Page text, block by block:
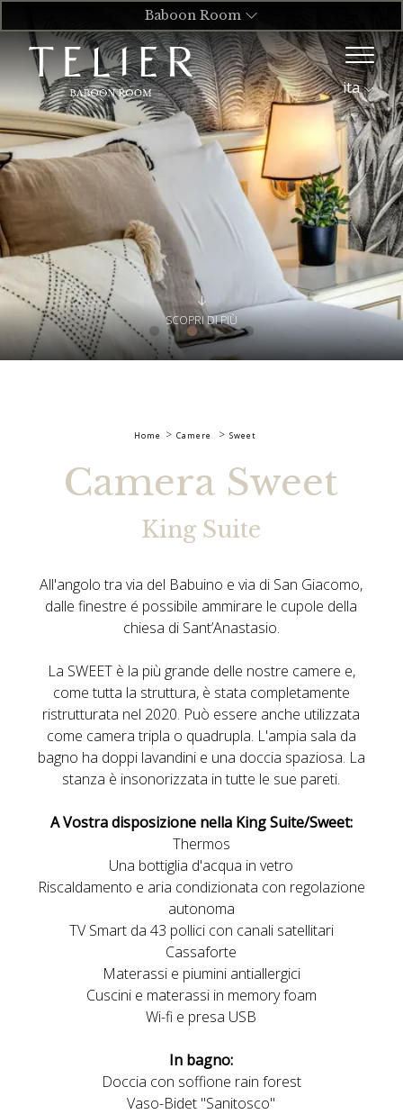
SCOPRI DI PIÙ
ita
Baboon Room
Home Camere Sweet
Camera Sweet
King Suite
All'angolo tra via del Babuino e via di San Giacomo,
dalle finestre é possibile ammirare le cupole della
chiesa di Sant’Anastasio.
La SWEET è la più grande delle nostre camere e,
come tutta la struttura, è stata completamente
ristrutturata nel 2020. Può essere anche utilizzata
come camera tripla o quadrupla. L'ampia sala da
bagno ha doppi lavandini e una doccia spaziosa. La
stanza è insonorizzata in tutte le sue pareti.
AVostra disposizione nella King Suite/Sweet:
Thermos
Una bottiglia d'acqua in vetro
Riscaldamento e aria condizionata con regolazione
autonoma
TV Smart da 43 pollici con canali satellitari
Cassaforte
Materassi e piumini antiallergici
Cuscini e materassi in memory foam
Wi-fi e presa USB
In bagno:
Doccia con soffione rain forest
Vaso-Bidet "Sanitosco"